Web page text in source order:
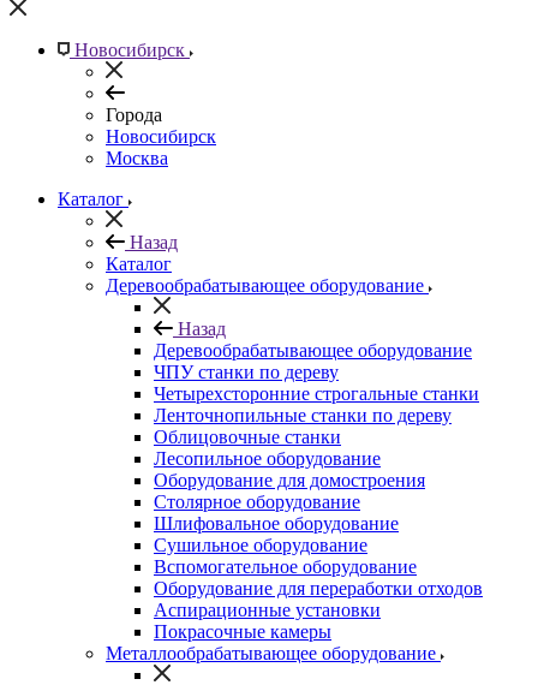
Новосибирск
Города
Новосибирск
Москва
Каталог
Назад
Каталог
Деревообрабатывающее оборудование
Назад
Деревообрабатывающее оборудование
ЧПУ станки по дереву
Четырехсторонние строгальные станки
Ленточнопильные станки по дереву
Облицовочные станки
Лесопильное оборудование
Оборудование для домостроения
Столярное оборудование
Шлифовальное оборудование
Сушильное оборудование
Вспомогательное оборудование
Оборудование для переработки отходов
Аспирационные установки
Покрасочные камеры
Металлообрабатывающее оборудование